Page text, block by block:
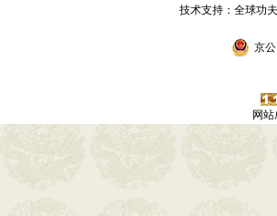
技术支持：全球
京公
网